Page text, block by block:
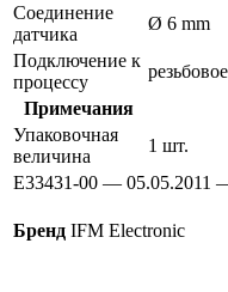
Соединение
датчика
Ø 6 mm
Подключение к
процессу
Примечания
Упаковочная
величина
1 шт.
E33431-00 — 05.05.2011
Бренд IFM Electronic